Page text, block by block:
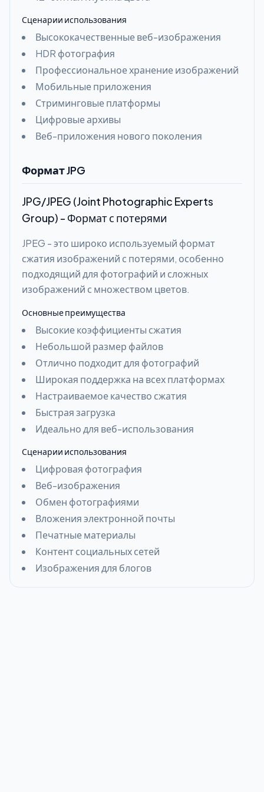
Сценарии использования
Высококачественные веб-изображения
HDR фотография
Профессиональное хранение изображений
Мобильные приложения
Стриминговые платформы
Цифровые архивы
Веб-приложения нового поколения
Формат JPG
JPG/JPEG (Joint Photographic Experts
Group) - Формат с потерями
JPEG - это широко используемый формат
сжатия изображений с потерями, особенно
подходящий для фотографий и сложных
изображений с множеством цветов.
Основные преимущества
Высокие коэффициенты сжатия
Небольшой размер файлов
Отлично подходит для фотографий
Широкая поддержка на всех платформах
Настраиваемое качество сжатия
Быстрая загрузка
Идеально для веб-использования
Сценарии использования
Цифровая фотография
Веб-изображения
Обмен фотографиями
Вложения электронной почты
Печатные материалы
Контент социальных сетей
Изображения для блогов